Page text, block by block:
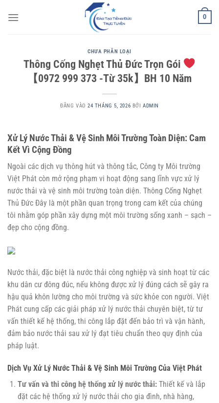
qua
0
CHƯA PHÂN LOẠI
Thông Cống Nghẹt Thủ Đức Trọn Gói
【0972 999 373 -Từ 35k】BH 10 Năm
ĐĂNG VÀO24 THÁNG 5, 2026 BỞI ADMIN
Xử Lý Nước Thải & Vệ Sinh Môi Trường Toàn Diện: Cam
Kết Vì Cộng Đồng
Ngoài các dịch vụ thông hút và thông tắc, Công ty Môi trường
Việt Phát còn mở rộng phạm vi hoạt động sang lĩnh vực xử lý
nước thải và vệ sinh môi trường toàn diện. Thông Cống Nghẹt
Thủ Đức Đây là một phần quan trọng trong cam kết của chúng
tôi nhằm góp phần xây dựng một môi trường sống xanh – sạch –
đẹp cho cộng đồng.
Nước thải, đặc biệt là nước thải công nghiệp và sinh hoạt từ các
khu dân cư đông đúc, nếu không được xử lý đúng cách sẽ gây ra
hậu quả khôn lường cho môi trường và sức khỏe con người. Việt
Phát cung cấp các giải pháp xử lý nước thải chuyên biệt, từ tư
vấn thiết kế hệ thống, thi công lắp đặt đến bảo trì và vận hành,
đảm bảo nước thải sau xử lý đạt tiêu chuẩn theo quy định của
pháp luật.
Dịch Vụ Xử Lý Nước Thải & Vệ Sinh Môi Trường Của Việt Phát
Tư vấn và thi công hệ thống xử lý nước thải:Thiết kế và lắp
đặt các hệ thống xử lý nước thải cho gia đình, nhà hàng,